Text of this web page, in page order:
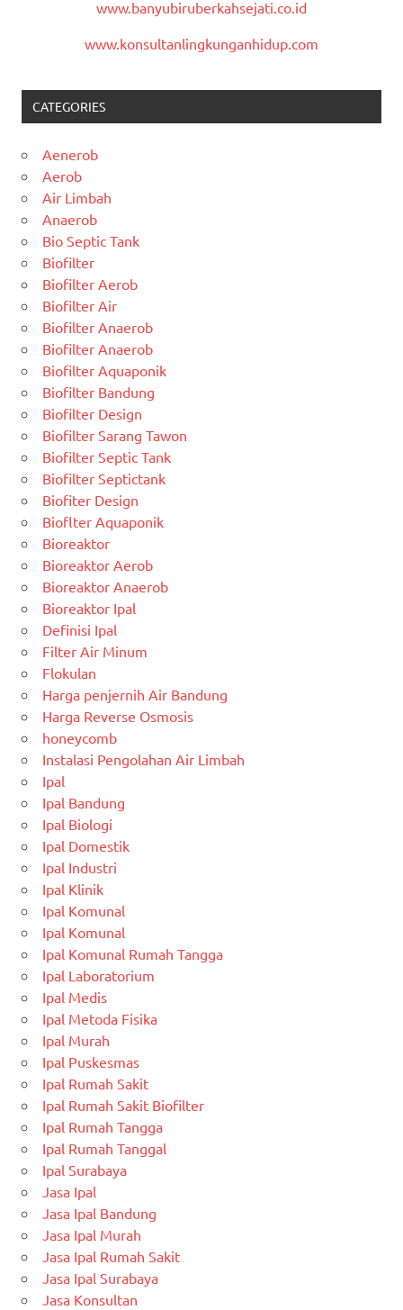
www.banyubiruberkahsejati.co.id
www.konsultanlingkunganhidup.com
CATEGORIES
Aenerob
Aerob
Air Limbah
Anaerob
Bio Septic Tank
Biofilter
Biofilter Aerob
Biofilter Air
Biofilter Anaerob
Biofilter Anaerob
Biofilter Aquaponik
Biofilter Bandung
Biofilter Design
Biofilter Sarang Tawon
Biofilter Septic Tank
Biofilter Septictank
Biofiter Design
Bioflter Aquaponik
Bioreaktor
Bioreaktor Aerob
Bioreaktor Anaerob
Bioreaktor Ipal
Definisi Ipal
Filter Air Minum
Flokulan
Harga penjernih Air Bandung
Harga Reverse Osmosis
honeycomb
Instalasi Pengolahan Air Limbah
Ipal
Ipal Bandung
Ipal Biologi
Ipal Domestik
Ipal Industri
Ipal Klinik
Ipal Komunal
Ipal Komunal
Ipal Komunal Rumah Tangga
Ipal Laboratorium
Ipal Medis
Ipal Metoda Fisika
Ipal Murah
Ipal Puskesmas
Ipal Rumah Sakit
Ipal Rumah Sakit Biofilter
Ipal Rumah Tangga
Ipal Rumah Tanggal
Ipal Surabaya
Jasa Ipal
Jasa Ipal Bandung
Jasa Ipal Murah
Jasa Ipal Rumah Sakit
Jasa Ipal Surabaya
Jasa Konsultan